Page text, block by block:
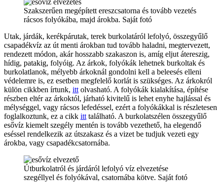
Szakszerűen megépített ereszcsatorna és tovább vezetés
rácsos folyókába, majd árokba. Saját fotó
Utak, járdák, kerékpárutak, terek burkolatáról lefolyó, összegyűlő
csapadékvíz az út menti árokban tud tovább haladni, megtervezett,
rendezett módon, akár hosszabb szakaszon is, amíg eljut átereszig,
hídig, patakig, folyóig. Az árkok, folyókák lehetnek burkoltak és
burkolatlanok, mélyebb árkoknál gondolni kell a beleesés elleni
védelemre is, ez esetben megfelelő korlát is szükséges. Az árkokról
külön cikkben írtunk, itt olvasható. A folyókák kialakítása, építése
részben eltér az árkoktól, járható kivitelű is lehet enyhe hajlással és
mélységgel, vagy rácsos lefedéssel, ezért a folyókákkal is részletesen
foglalkoztunk, ez a cikk itt található. A burkolatszélen összegyűlő
esővíz kiemelt szegély mentén is tovább vezethető, ha elegendő
eséssel rendelkezik az útszakasz és a vizet be tudjuk vezeti egy
árokba, vagy csapadékcsatornába.
Útburkolatról és járdáról lefolyó víz elvezetése
szegéllyel és folyókával, csatornába kötve. Saját fotó